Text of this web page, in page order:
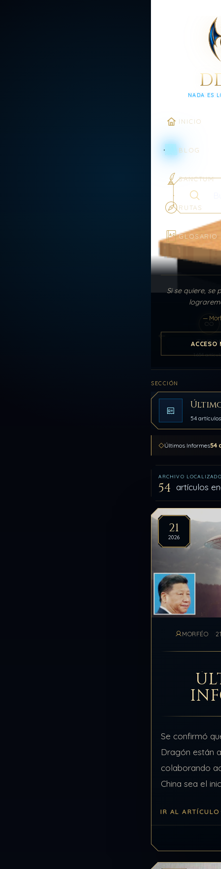
NADA ES
INICIO
BLOG
SANCTUM
RUTAS
GLOSARIO
Si se quiere, se
—
ACCESO
Buscar en el
1.654
SECCIÓN
54 artículos
Últimos Informes54
ARCHIVO LOCALIZADO
54 artículos
21
2026
MORFÉO
Se confirmó
Dragón están
colaborando
China sea el
entregando
IR AL ARTÍCULO